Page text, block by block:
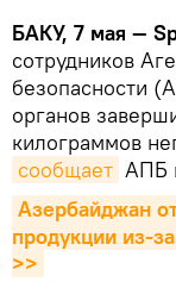
БАКУ, 7 мая —
сотрудников
безопасности
органов
килограммов
сообщает АПБ
Азербайджан
продукции из-
>>